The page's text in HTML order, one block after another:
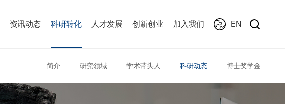
资讯动态 科研转化 人才发展 创新创业 加入我们 EN
简介 研究领域 学术带头人 科研动态 博士奖学金